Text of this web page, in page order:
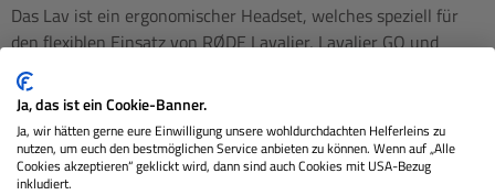
Das Lav ist ein ergonomischer Headset, welches speziell für
den flexiblen Einsatz von RØDE Lavalier, Lavalier GO und
smartLa…
Herstellerinformationen
Bewertungen
Ja, das ist ein Cookie-Banner.
Ja, wir hätten gerne eure Einwilligung unsere wohldurchdachten Helferleins zu
nutzen, um euch den bestmöglichen Service anbieten zu können. Wenn auf „Alle
Cookies akzeptieren“ geklickt wird, dann sind auch Cookies mit USA-Bezug
inkludiert.